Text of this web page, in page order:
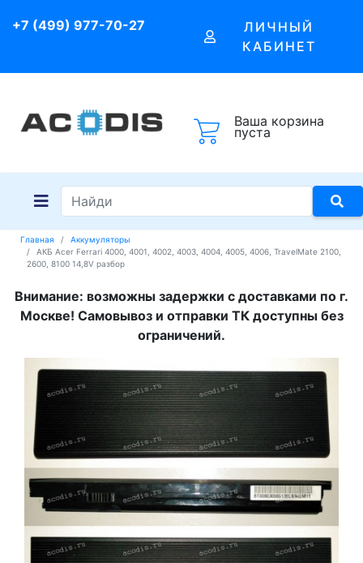
+7 (499) 977-70-27
ЛИЧНЫЙ
КАБИНЕТ
Ваша корзина
пуста
Главная
Аккумуляторы
АКБ Acer Ferrari 4000, 4001, 4002, 4003, 4004, 4005, 4006, TravelMate 2100,
2600, 8100 14,8V разбор
Внимание: возможны задержки с доставками по г.
Москве! Самовывоз и отправки ТК доступны без
ограничений.